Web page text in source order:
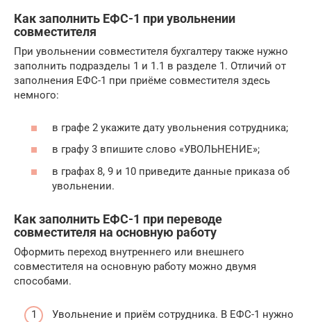
Как заполнить ЕФС-1 при увольнении
совместителя
При увольнении совместителя бухгалтеру также нужно
заполнить подразделы 1 и 1.1 в разделе 1. Отличий от
заполнения ЕФС-1 при приёме совместителя здесь
немного:
в графе 2 укажите дату увольнения сотрудника;
в графу 3 впишите слово «УВОЛЬНЕНИЕ»;
в графах 8, 9 и 10 приведите данные приказа об
увольнении.
Как заполнить ЕФС-1 при переводе
совместителя на основную работу
Оформить переход внутреннего или внешнего
совместителя на основную работу можно двумя
способами.
Увольнение и приём сотрудника. В ЕФС-1 нужно